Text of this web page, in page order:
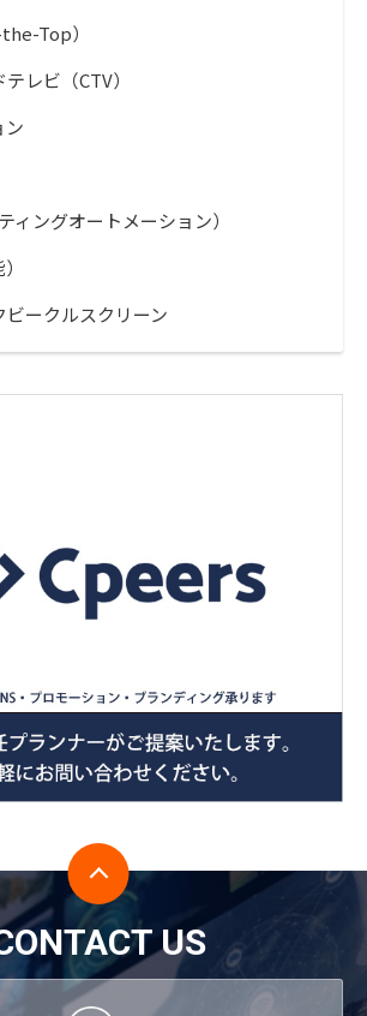
Top）
レビ（CTV）
ン
ィングオートメーション）
ビークルスクリーン
US